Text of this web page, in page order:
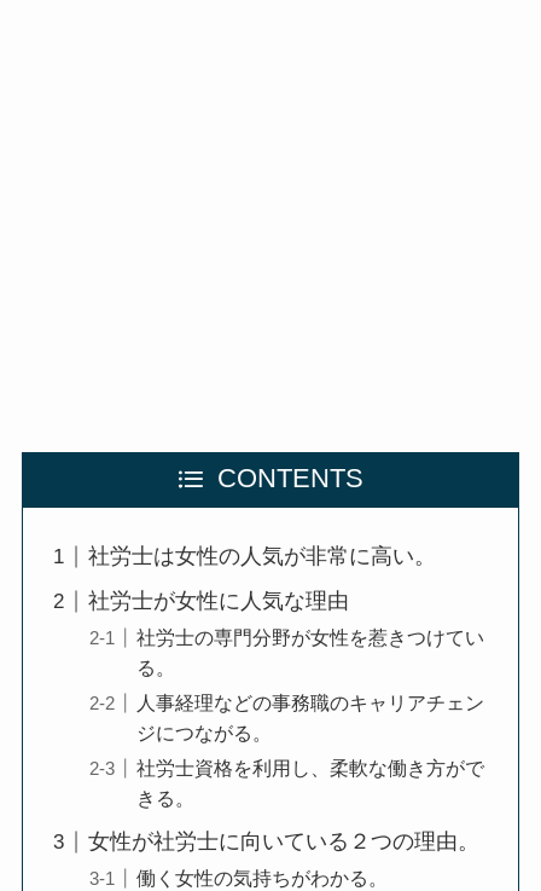
CONTENTS
社労士は女性の人気が非常に高い。
社労士が女性に人気な理由
社労士の専門分野が女性を惹きつけてい
る。
人事経理などの事務職のキャリアチェン
ジにつながる。
社労士資格を利用し、柔軟な働き方がで
きる。
女性が社労士に向いている２つの理由。
働く女性の気持ちがわかる。